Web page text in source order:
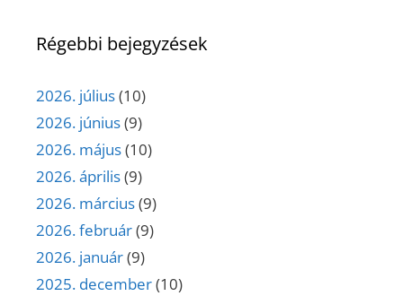
Régebbi bejegyzések
2026. július(10)
2026. június(9)
2026. május(10)
2026. április(9)
2026. március(9)
2026. február(9)
2026. január(9)
2025. december(10)